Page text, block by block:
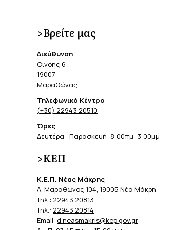
>Βρείτε μας
Διεύθυνση
Οινόης 6
19007
Μαραθώνας
Τηλεφωνικό Κέντρο
(+30) 22943 20510
Ώρες
Δευτέρα—Παρασκευή: 8:00πμ–3:00μμ
>ΚΕΠ
Κ.Ε.Π. Νέας Μάκρης
Λ. Μαραθώνος 104, 19005 Νέα Μάκρη
Τηλ.: 22943 20813
Τηλ.: 22943 20814
Email: d.neasmakris@kep.gov.gr